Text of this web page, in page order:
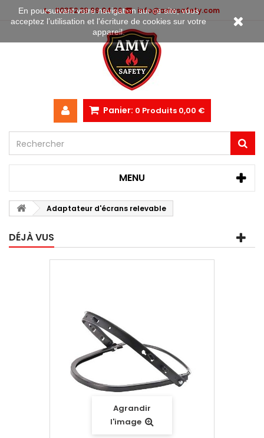
00352 28 99 04 36 info@amvsafety.com
Panier: 0 Produits 0,00 €
MENU
Adaptateur d'écrans relevable
DÉJÀ VUS
Agrandir
l'image
En poursuivant votre navigation sur ce site, vous
acceptez l’utilisation et l'écriture de cookies sur votre
appareil.